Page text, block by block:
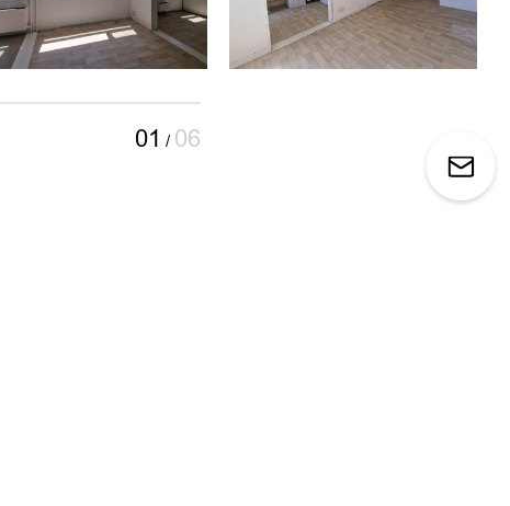
01 / 06